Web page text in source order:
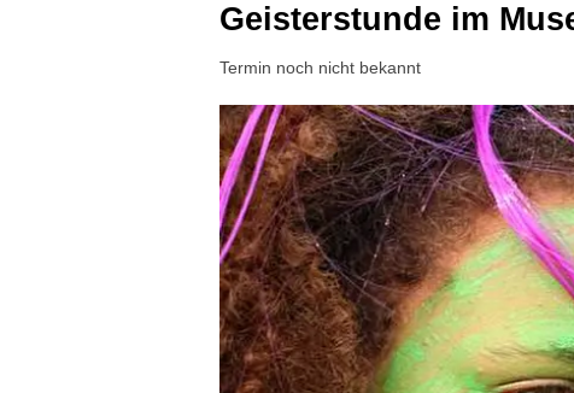
Geisterstunde im
Termin noch nicht bekannt